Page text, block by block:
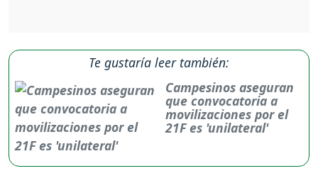
Te gustaría leer también:
Campesinos aseguran
que convocatoria a
movilizaciones por el
21F es 'unilateral'